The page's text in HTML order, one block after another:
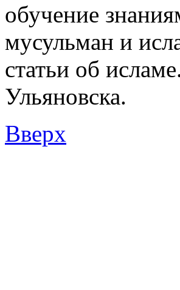
обучение
мусульман и
статьи об
Ульяновска.
Вверх